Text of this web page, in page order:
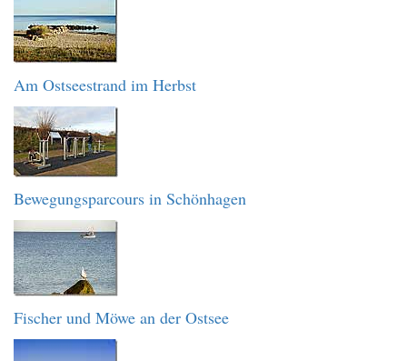
Am Ostseestrand im Herbst
Bewegungsparcours in Schönhagen
Fischer und Möwe an der Ostsee